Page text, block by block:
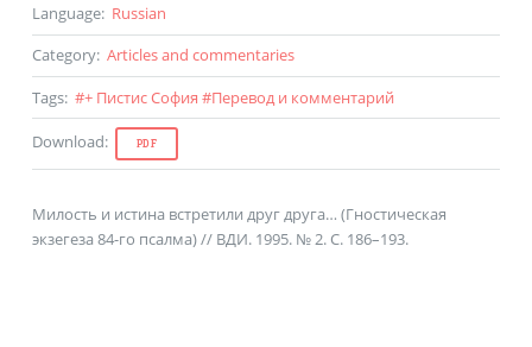
Language: Russian
Category: Articles and commentaries
Tags: #+ Пистис София #Перевод и комментарий
Download: PDF
Милость и истина встретили друг друга… (Гностическая
экзегеза 84-го псалма) // ВДИ. 1995. № 2. С. 186–193.